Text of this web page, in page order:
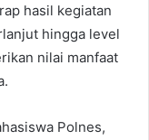
hasil kegiatan
hingga level
nilai manfaat
Polnes,